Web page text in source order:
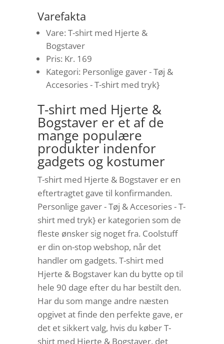
Varefakta
Vare: T-shirt med Hjerte &
Bogstaver
Pris: Kr. 169
Kategori: Personlige gaver - Tøj &
Accesories - T-shirt med tryk}
T-shirt med Hjerte &
Bogstaver er et af de
mange populære
produkter indenfor
gadgets og kostumer
T-shirt med Hjerte & Bogstaver er en
eftertragtet gave til konfirmanden.
Personlige gaver - Tøj & Accesories - T-
shirt med tryk} er kategorien som de
fleste ønsker sig noget fra. Coolstuff
er din on-stop webshop, når det
handler om gadgets. T-shirt med
Hjerte & Bogstaver kan du bytte op til
hele 90 dage efter du har bestilt den.
Har du som mange andre næsten
opgivet at finde den perfekte gave, er
det et sikkert valg, hvis du køber T-
shirt med Hjerte & Bogstaver, det